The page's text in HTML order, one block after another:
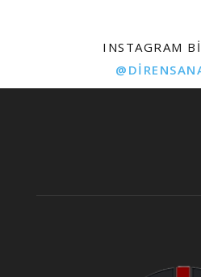
INSTAGRAM